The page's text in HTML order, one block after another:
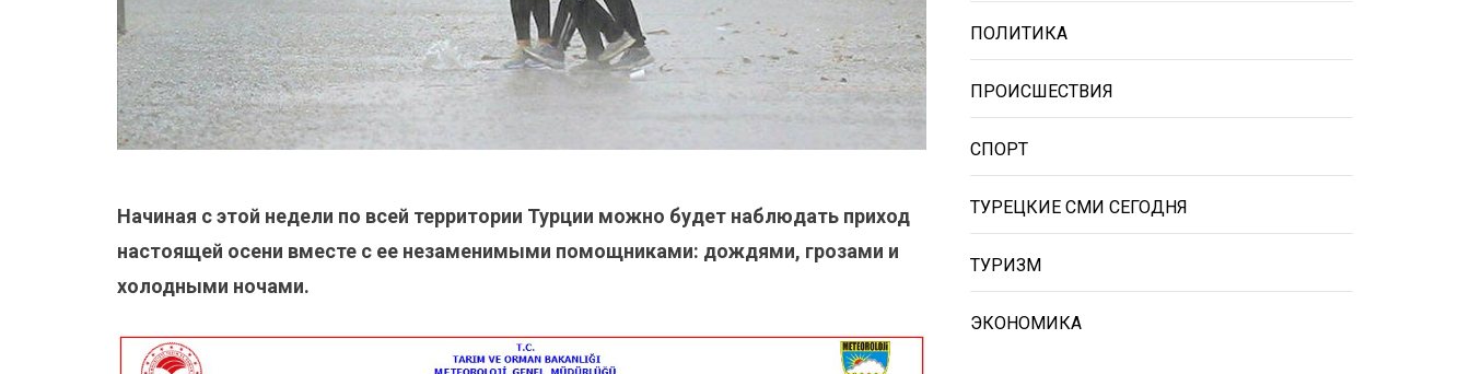
Начиная с этой недели по всей территории Турции можно будет наблюдать приход
настоящей осени вместе с ее незаменимыми помощниками: дождями, грозами и
холодными ночами.
ПОЛИТИКА
ПРОИСШЕСТВИЯ
СПОРТ
ТУРЕЦКИЕ СМИ СЕГОДНЯ
ТУРИЗМ
ЭКОНОМИКА